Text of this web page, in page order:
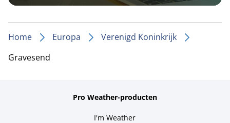
Home Europa
Verenigd Koninkrijk
Gravesend
Pro Weather-producten
I'm Weather